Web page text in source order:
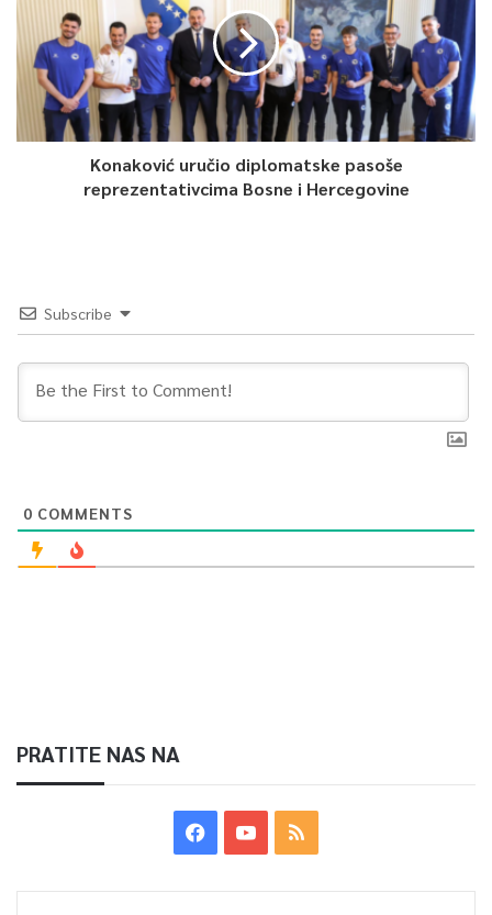
0
Konaković uručio diplomatske pasoše
reprezentativcima Bosne i Hercegovine
Subscribe
0 COMMENTS
PRATITE NAS NA